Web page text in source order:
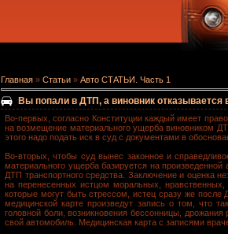
Главная » Статьи » Авто СТАТЬИ. Часть 1
Вы попали в ДТП, а виновник
Во-первых, согласно Конституции каждый имеет
на возмещение материального ущерба виновником
этого надо подать иск в суд с документами в
Во-вторых, чтобы суд вынес законное и
материального ущерба базируется на
ДТП транспортного средства. Заключение и оценка
на перенесенных истцом моральных,
которые могут быть стрессом, истец сразу же после
медицинской карте произведут запись о том, что
головной боли, возникновения бессонницы,
свой автомобиль. Медицинская карта с записями